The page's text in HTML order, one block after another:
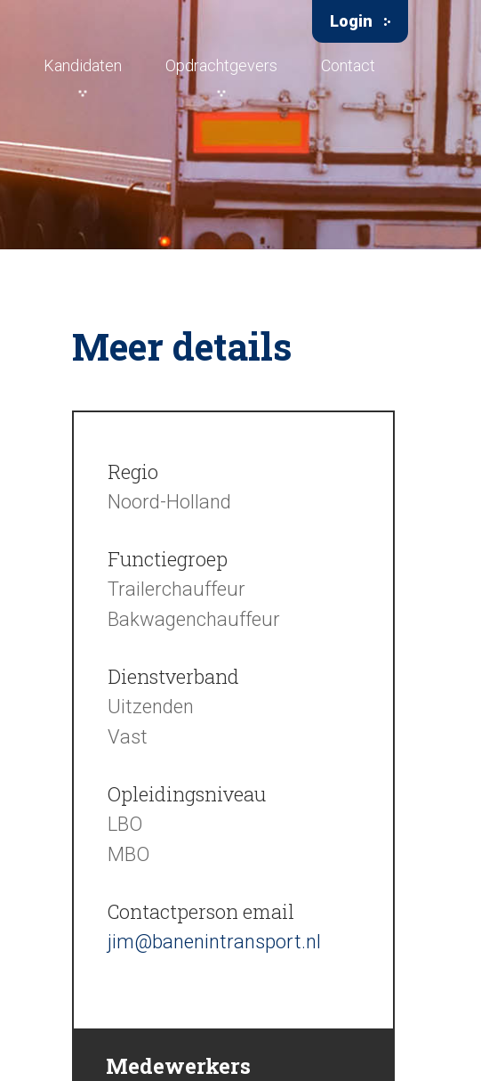
Login
Kandidaten Opdrachtgevers Contact
Meer details
Regio
Noord-Holland
Functiegroep
Trailerchauffeur
Bakwagenchauffeur
Dienstverband
Uitzenden
Vast
Opleidingsniveau
LBO
MBO
Contactperson email
jim@banenintransport.nl
Medewerkers